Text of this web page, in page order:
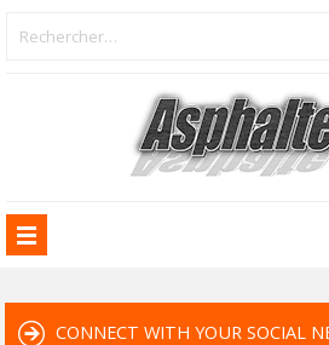
CONNECT WITH YOUR SOCIAL